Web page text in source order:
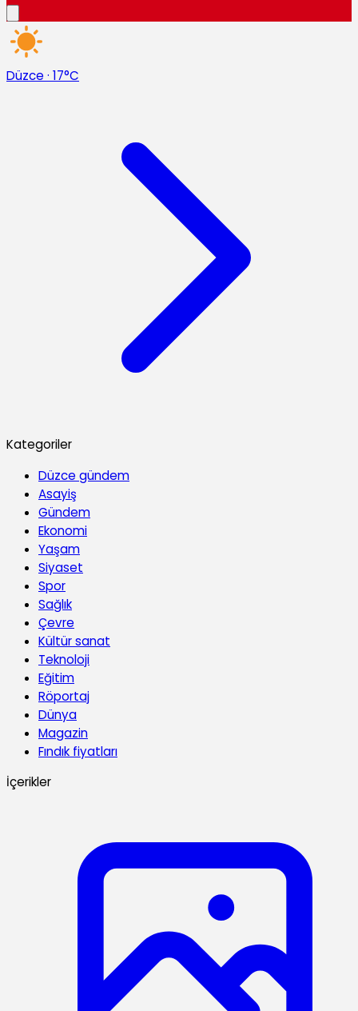
Düzce · 17°C
Kategoriler
Düzce gündem
Asayiş
Gündem
Ekonomi
Yaşam
Siyaset
Spor
Sağlık
Çevre
Kültür sanat
Teknoloji
Eğitim
Röportaj
Dünya
Magazin
Fındık fiyatları
İçerikler